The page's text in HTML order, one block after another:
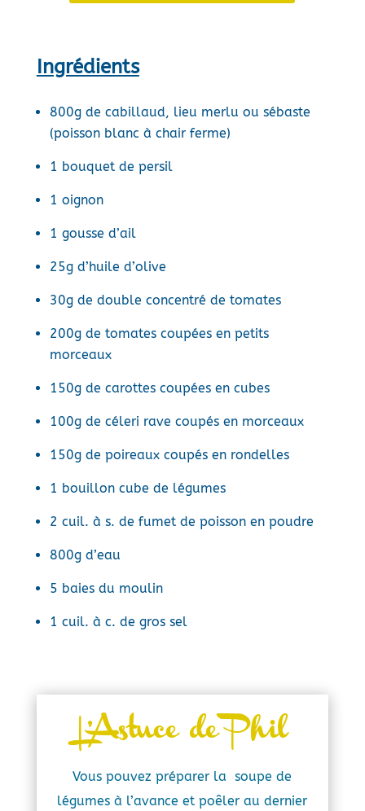
Ingrédients
800g de cabillaud, lieu merlu ou sébaste
(poisson blanc à chair ferme)
1 bouquet de persil
1 oignon
1 gousse d’ail
25g d’huile d’olive
30g de double concentré de tomates
200g de tomates coupées en petits
morceaux
150g de carottes coupées en cubes
100g de céleri rave coupés en morceaux
150g de poireaux coupés en rondelles
1 bouillon cube de légumes
2 cuil. à s. de fumet de poisson en poudre
800g d’eau
5 baies du moulin
1 cuil. à c. de gros sel
L’Astuce de Phil
Vous pouvez préparer la soupe de
légumes à l’avance et poêler au dernier